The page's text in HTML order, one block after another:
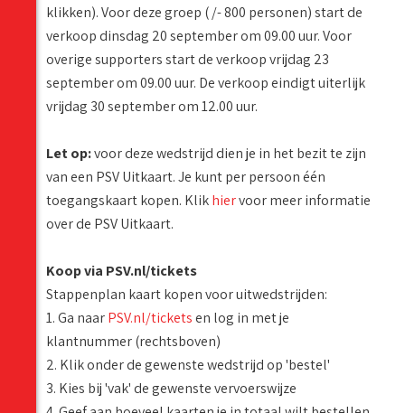
klikken). Voor deze groep ( /- 800 personen) start de
verkoop dinsdag 20 september om 09.00 uur. Voor
overige supporters start de verkoop vrijdag 23
september om 09.00 uur. De verkoop eindigt uiterlijk
vrijdag 30 september om 12.00 uur.
Let op:voor deze wedstrijd dien je in het bezit te zijn
van een PSV Uitkaart. Je kunt per persoon één
toegangskaart kopen. Klikhiervoor meer informatie
over de PSV Uitkaart.
Koop via PSV.nl/tickets
Stappenplan kaart kopen voor uitwedstrijden:
1. Ga naarPSV.nl/ticketsen log in met je
klantnummer (rechtsboven)
2. Klik onder de gewenste wedstrijd op 'bestel'
3. Kies bij 'vak' de gewenste vervoerswijze